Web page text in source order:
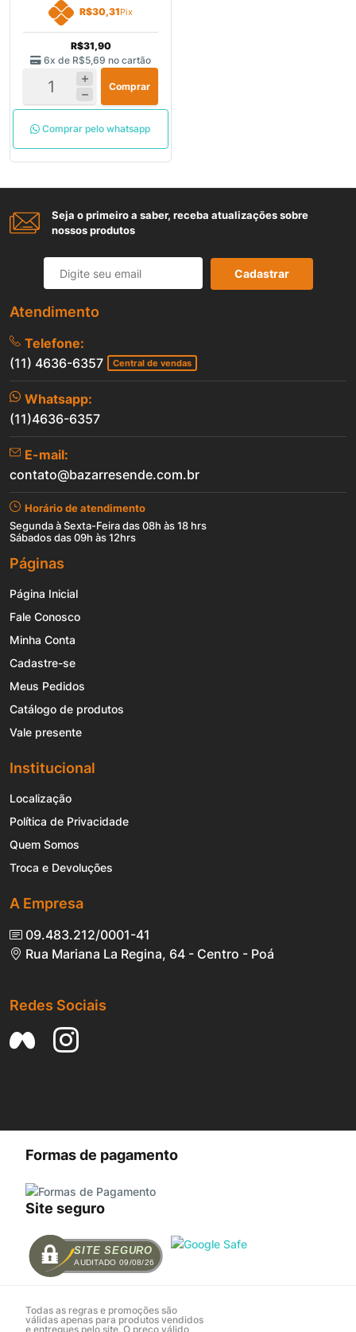
R$30,31Pix
R$31,90
6x de R$5,69 no cartão
Comprar
Comprar pelo whatsapp
Seja o primeiro a saber, receba atualizações sobre
nossos produtos
Cadastrar
Atendimento
Telefone:
(11) 4636-6357
Central de vendas
Whatsapp:
(11)4636-6357
E-mail:
contato@bazarresende.com.br
Horário de atendimento
Segunda à Sexta-Feira das 08h às 18 hrs
Sábados das 09h às 12hrs
Páginas
Página Inicial
Fale Conosco
Minha Conta
Cadastre-se
Meus Pedidos
Catálogo de produtos
Vale presente
Institucional
Localização
Política de Privacidade
Quem Somos
Troca e Devoluções
A Empresa
09.483.212/0001-41
Rua Mariana La Regina, 64 - Centro - Poá
Redes Sociais
Formas de pagamento
Site seguro
SITE SEGURO
AUDITADO 09/08/26
Todas as regras e promoções são
válidas apenas para produtos vendidos
e entregues pelo site. O preço válido